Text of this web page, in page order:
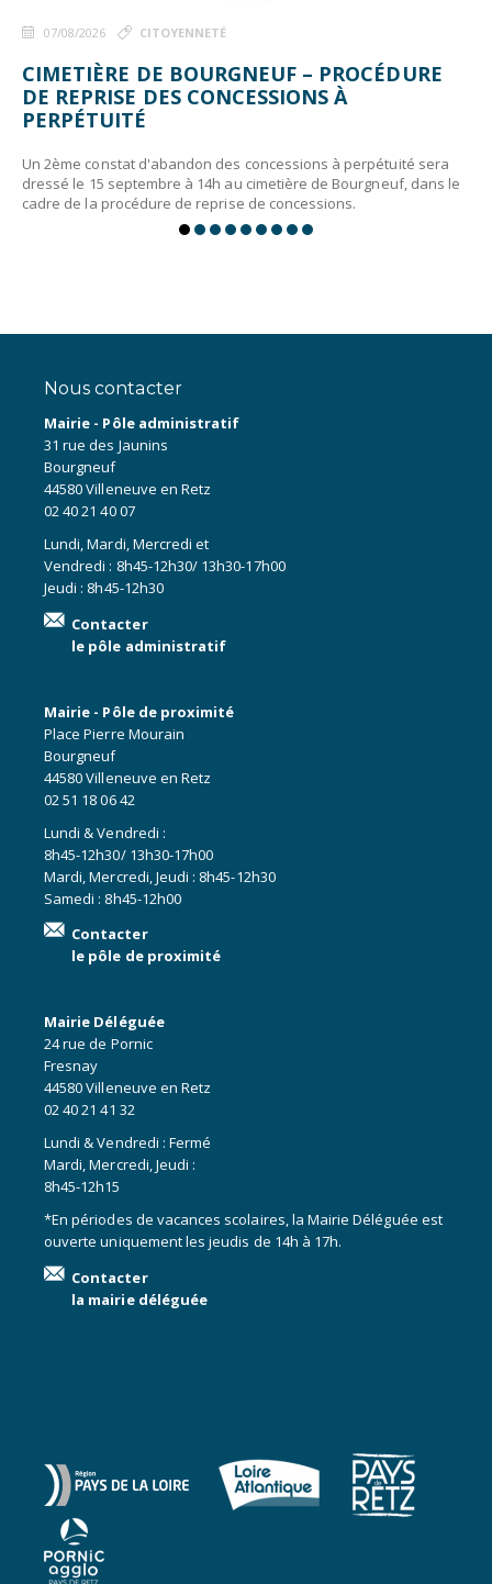
07/08/2026 CITOYENNETÉ
CIMETIÈRE DE BOURGNEUF – PROCÉDURE
DE REPRISE DES CONCESSIONS À
PERPÉTUITÉ
Un 2ème constat d'abandon des concessions à perpétuité sera
dressé le 15 septembre à 14h au cimetière de Bourgneuf, dans le
cadre de la procédure de reprise de concessions.
Nous contacter
Mairie - Pôle administratif
31 rue des Jaunins
Bourgneuf
44580 Villeneuve en Retz
02 40 21 40 07
Lundi, Mardi, Mercredi et
Vendredi : 8h45-12h30/ 13h30-17h00
Jeudi : 8h45-12h30
Contacter
le pôle administratif
Mairie - Pôle de proximité
Place Pierre Mourain
Bourgneuf
44580 Villeneuve en Retz
02 51 18 06 42
Lundi & Vendredi :
8h45-12h30/ 13h30-17h00
Mardi, Mercredi, Jeudi : 8h45-12h30
Samedi : 8h45-12h00
Contacter
le pôle de proximité
Mairie Déléguée
24 rue de Pornic
Fresnay
44580 Villeneuve en Retz
02 40 21 41 32
Lundi & Vendredi : Fermé
Mardi, Mercredi, Jeudi :
8h45-12h15
*En périodes de vacances scolaires, la Mairie Déléguée est
ouverte uniquement les jeudis de 14h à 17h.
Contacter
la mairie déléguée